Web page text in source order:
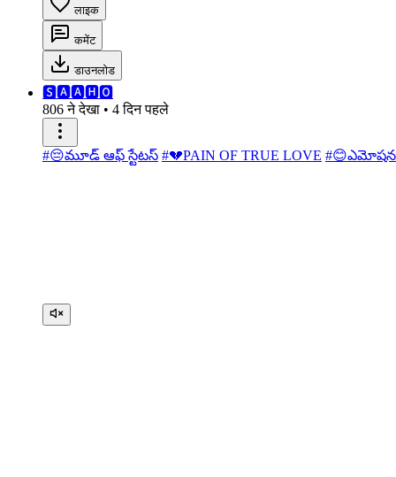
लाइक
कमेंट
डाउनलोड
🆂︎🅰︎🅰︎🅷︎🅾︎
806 ने देखा • 4 दिन पहले
#😔మూడ్ ఆఫ్ స్టేటస్ #💔PAIN OF TRUE LOVE